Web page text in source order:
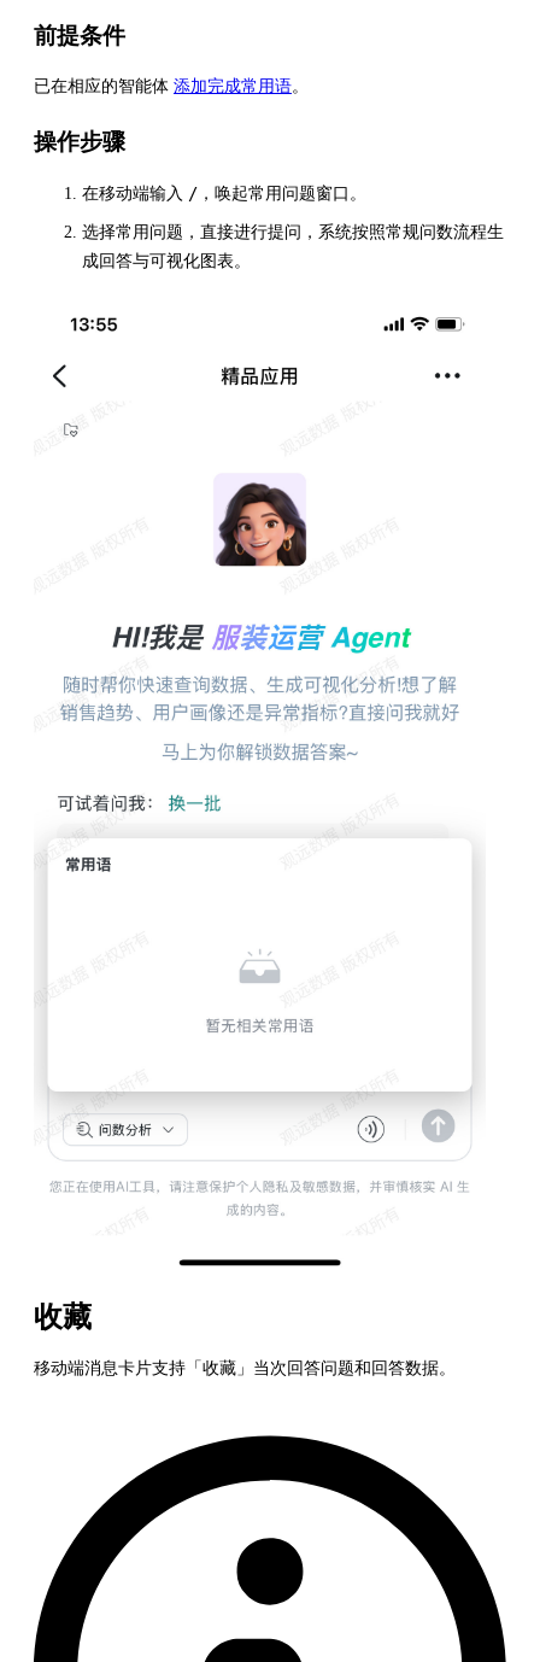
前提条件
已在相应的智能体 添加完成常用语。
操作步骤
在移动端输入 / ，唤起常用问题窗口。
选择常用问题，直接进行提问，系统按照常规问数流程生
成回答与可视化图表。
收藏
移动端消息卡片支持「收藏」当次回答问题和回答数据。